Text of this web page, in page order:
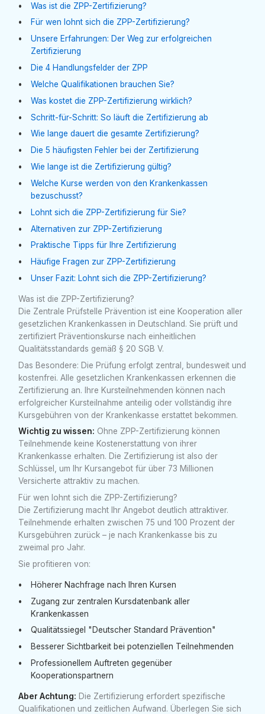
Was ist die ZPP-Zertifizierung?
Für wen lohnt sich die ZPP-Zertifizierung?
Unsere Erfahrungen: Der Weg zur erfolgreichen
Zertifizierung
Die 4 Handlungsfelder der ZPP
Welche Qualifikationen brauchen Sie?
Was kostet die ZPP-Zertifizierung wirklich?
Schritt-für-Schritt: So läuft die Zertifizierung ab
Wie lange dauert die gesamte Zertifizierung?
Die 5 häufigsten Fehler bei der Zertifizierung
Wie lange ist die Zertifizierung gültig?
Welche Kurse werden von den Krankenkassen
bezuschusst?
Lohnt sich die ZPP-Zertifizierung für Sie?
Alternativen zur ZPP-Zertifizierung
Praktische Tipps für Ihre Zertifizierung
Häufige Fragen zur ZPP-Zertifizierung
Unser Fazit: Lohnt sich die ZPP-Zertifizierung?
Was ist die ZPP-Zertifizierung?
Die Zentrale Prüfstelle Prävention ist eine Kooperation aller
gesetzlichen Krankenkassen in Deutschland. Sie prüft und
zertifiziert Präventionskurse nach einheitlichen
Qualitätsstandards gemäß § 20 SGB V.
Das Besondere: Die Prüfung erfolgt zentral, bundesweit und
kostenfrei. Alle gesetzlichen Krankenkassen erkennen die
Zertifizierung an. Ihre Kursteilnehmenden können nach
erfolgreicher Kursteilnahme anteilig oder vollständig ihre
Kursgebühren von der Krankenkasse erstattet bekommen.
Wichtig zu wissen: Ohne ZPP-Zertifizierung können
Teilnehmende keine Kostenerstattung von ihrer
Krankenkasse erhalten. Die Zertifizierung ist also der
Schlüssel, um Ihr Kursangebot für über 73 Millionen
Versicherte attraktiv zu machen.
Für wen lohnt sich die ZPP-Zertifizierung?
Die Zertifizierung macht Ihr Angebot deutlich attraktiver.
Teilnehmende erhalten zwischen 75 und 100 Prozent der
Kursgebühren zurück – je nach Krankenkasse bis zu
zweimal pro Jahr.
Sie profitieren von:
Höherer Nachfrage nach Ihren Kursen
Zugang zur zentralen Kursdatenbank aller
Krankenkassen
Qualitätssiegel "Deutscher Standard Prävention"
Besserer Sichtbarkeit bei potenziellen Teilnehmenden
Professionellem Auftreten gegenüber
Kooperationspartnern
Aber Achtung: Die Zertifizierung erfordert spezifische
Qualifikationen und zeitlichen Aufwand. Überlegen Sie sich